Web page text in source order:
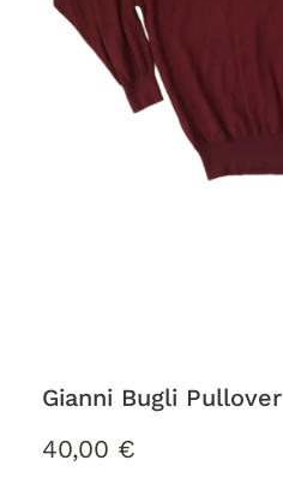
Gianni Bugli Pullover
40,00 €